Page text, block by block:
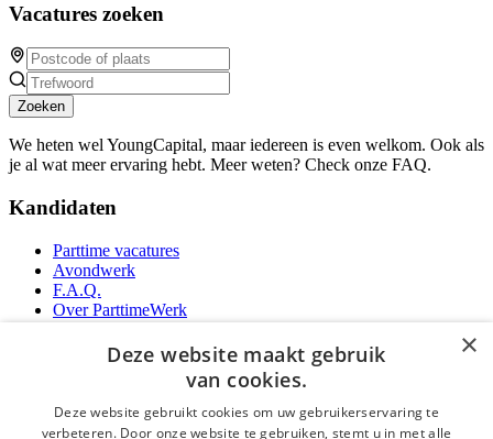
Vacatures zoeken
Zoeken
We heten wel YoungCapital, maar iedereen is even welkom. Ook als
je al wat meer ervaring hebt. Meer weten? Check onze FAQ.
Kandidaten
Parttime vacatures
Avondwerk
F.A.Q.
Over ParttimeWerk
YoungCapital Android App
Parttime personeel
×
Deze website maakt gebruik
van cookies.
Deze website gebruikt cookies om uw gebruikerservaring te
verbeteren. Door onze website te gebruiken, stemt u in met alle